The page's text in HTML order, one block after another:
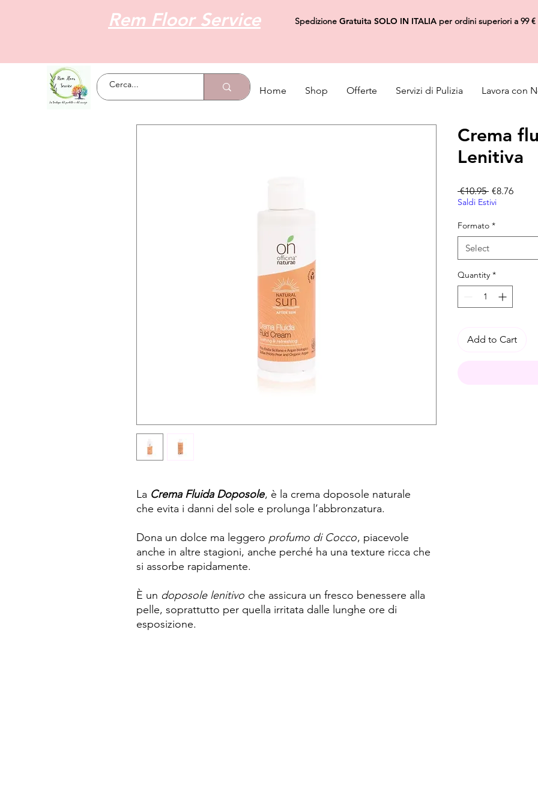
Rem Floor Service Spedizione Gratuita SOLO IN ITALIAper ordini superiori a 99 €
Home Shop Offerte Servizi di Pulizia Lavora con
La Crema Fluida Doposole, è la crema doposole naturale
che evita i danni del sole e prolunga l’abbronzatura.
Dona un dolce ma leggero profumo di Cocco, piacevole
anche in altre stagioni, anche perché ha una texture ricca che
si assorbe rapidamente.
È un doposole lenitivo che assicura un fresco benessere alla
pelle, soprattutto per quella irritata dalle lunghe ore di
esposizione.
Crema
Lenitiva
€10.95 Regular Price
€8.76Sale
Saldi Estivi
Formato *
Select
Quantity *
Add to Cart